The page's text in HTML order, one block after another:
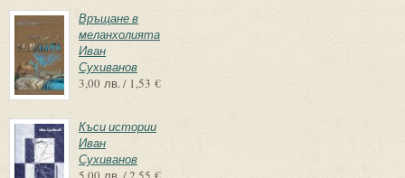
Връщане в
меланхолията
Иван
Сухиванов
3,00 лв. / 1,53 €
Къси истории
Иван
Сухиванов